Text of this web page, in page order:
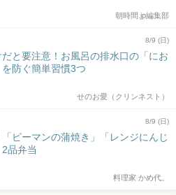
朝時間.jp編集部
8/9 (日)
と要注意！お風呂の排水口の「にお
防ぐ簡単習慣3つ
せのお愛（クリンネスト）
8/9 (日)
ピーマンの蒲焼き」「レンジにんじ
品弁当
料理家 かめ代。